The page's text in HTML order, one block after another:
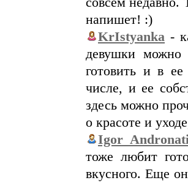
напишет! :)
KrIstyanka -
девушки можно
готовить и в
числе, и ее
здесь можно
о красоте и
тоже любит
вкусного. Еще